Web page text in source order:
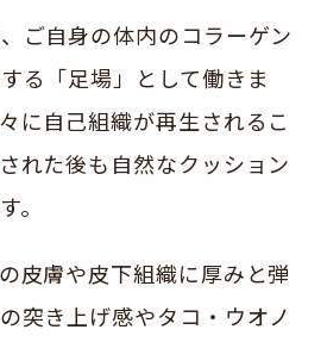
ご自身の体内のコラーゲン
る「足場」として働きま
に自己組織が再生されるこ
れた後も自然なクッション
。
皮膚や皮下組織に厚みと弾
突き上げ感やタコ・ウオノ